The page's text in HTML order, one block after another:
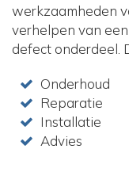
werkzaamheden
verhelpen van
defect onderdeel.
Onderhoud
Reparatie
Installatie
Advies